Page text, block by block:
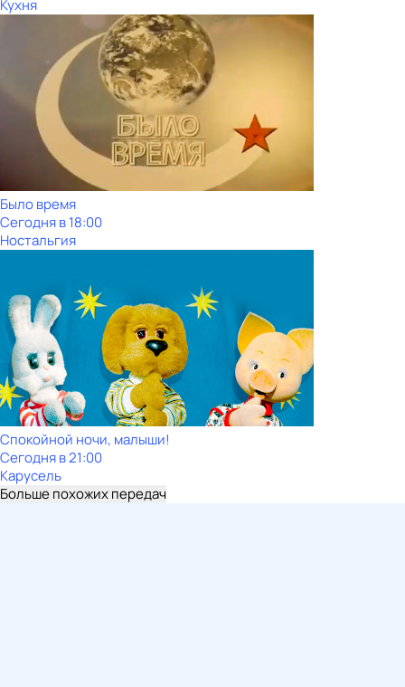
Кухня
Было время
Сегодня в 18:00
Ностальгия
Спокойной ночи, малыши!
Сегодня в 21:00
Карусель
Больше похожих передач